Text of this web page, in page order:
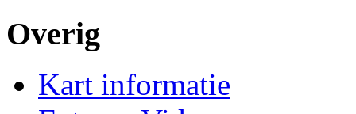
Overig
Kart informatie